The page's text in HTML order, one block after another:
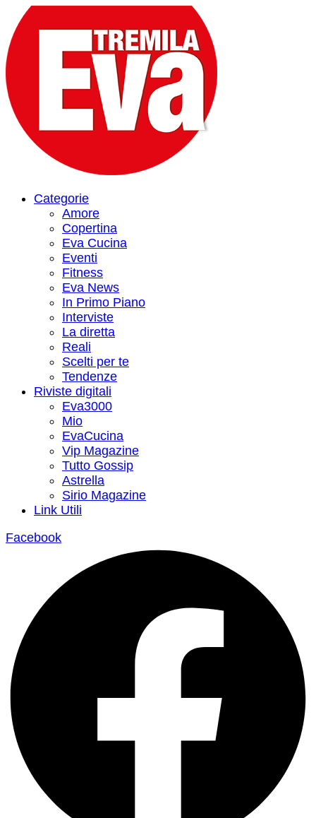
Categorie
Amore
Copertina
Eva Cucina
Eventi
Fitness
Eva News
In Primo Piano
Interviste
La diretta
Reali
Scelti per te
Tendenze
Riviste digitali
Eva3000
Mio
EvaCucina
Vip Magazine
Tutto Gossip
Astrella
Sirio Magazine
Link Utili
Facebook